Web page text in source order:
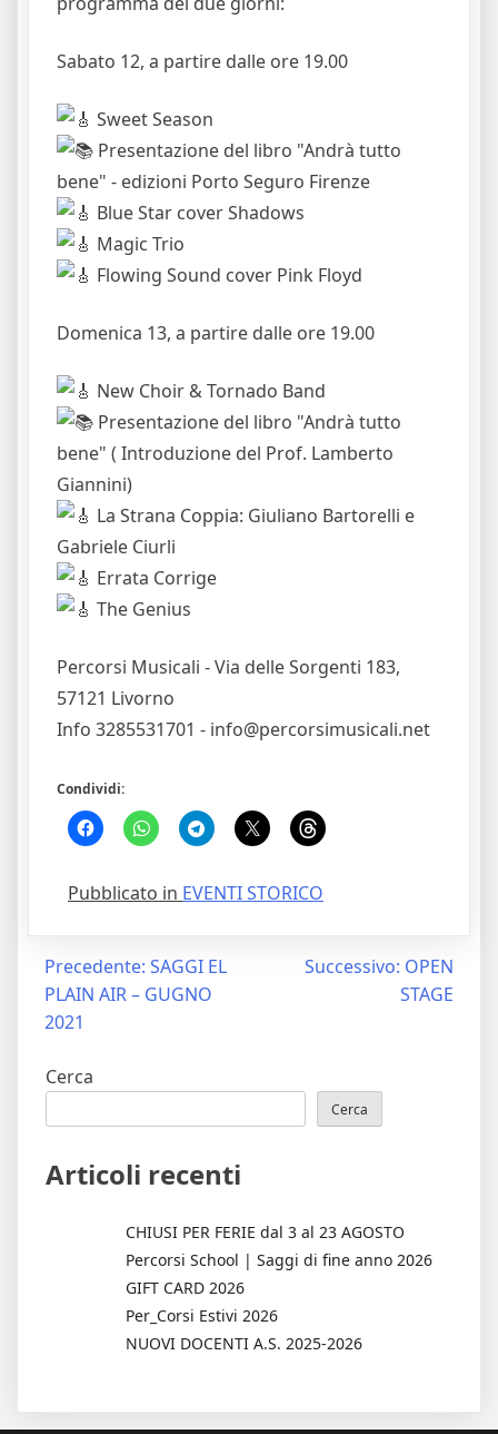
Sabato 12, a partire dalle ore 19.00
Sweet Season
Presentazione del libro "Andrà tutto
bene" - edizioni Porto Seguro Firenze
Blue Star cover Shadows
Magic Trio
Flowing Sound cover Pink Floyd
Domenica 13, a partire dalle ore 19.00
New Choir & Tornado Band
Presentazione del libro "Andrà tutto
bene" ( Introduzione del Prof. Lamberto
Giannini)
La Strana Coppia: Giuliano Bartorelli e
Gabriele Ciurli
Errata Corrige
The Genius
Percorsi Musicali - Via delle Sorgenti 183,
57121 Livorno
Info 3285531701 - info@percorsimusicali.net
Condividi:
Pubblicato in EVENTI STORICO
Navigazione
articoli
Precedente: SAGGI EL
PLAIN AIR – GUGNO
2021
Successivo: OPEN
STAGE
Cerca
Cerca
Articoli recenti
CHIUSI PER FERIE dal 3 al 23 AGOSTO
Percorsi School | Saggi di fine anno 2026
GIFT CARD 2026
Per_Corsi Estivi 2026
NUOVI DOCENTI A.S. 2025-2026